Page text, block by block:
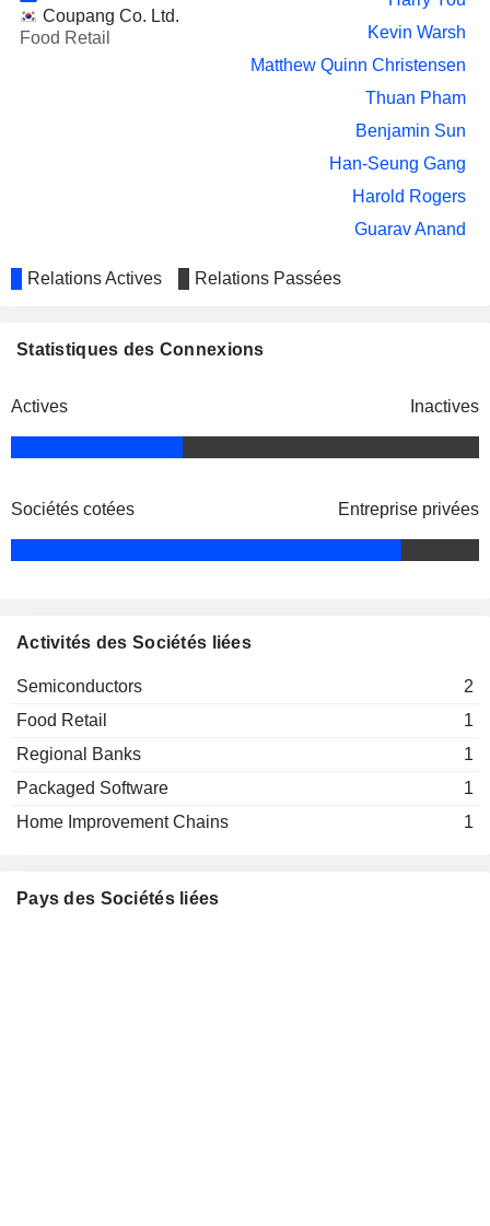
Coupang Co. Ltd.
Food Retail
Kevin Warsh
Matthew Quinn Christensen
Thuan Pham
Benjamin Sun
Han-Seung Gang
Harold Rogers
Guarav Anand
Relations Actives Relations Passées
Statistiques des Connexions
Actives Inactives
Sociétés cotées Entreprise privées
Activités des Sociétés liées
Semiconductors
2
Food Retail
1
Regional Banks
1
Packaged Software
1
Home Improvement Chains
1
Pays des Sociétés liées